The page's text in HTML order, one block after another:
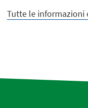
Tutte le informazioni